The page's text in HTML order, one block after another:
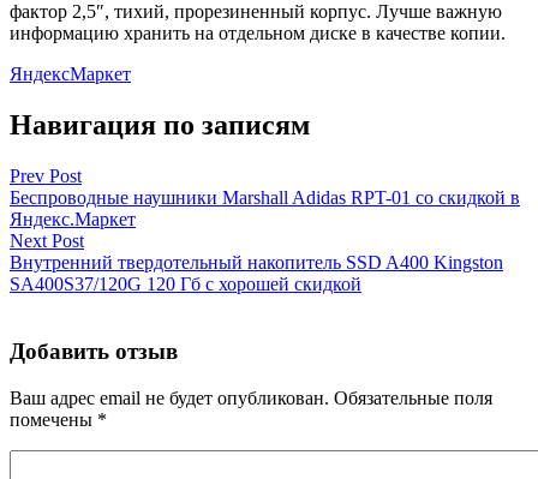
фактор 2,5″, тихий, прорезиненный корпус. Лучше важную
информацию хранить на отдельном диске в качестве копии.
ЯндексМаркет
Навигация по записям
Prev Post
Беспроводные наушники Marshall Adidas RPT-01 со скидкой в
Яндекс.Маркет
Next Post
Внутренний твердотельный накопитель SSD A400 Kingston
SA400S37/120G 120 Гб с хорошей скидкой
Добавить отзыв
Ваш адрес email не будет опубликован. Обязательные поля
помечены *